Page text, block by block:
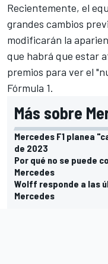
Recientemente, el
grandes cambios
modificarán la
que habrá que estar
premios para ver el
Fórmula 1.
Más sobre
Mercedes F1 planea
de 2023
Por qué no se puede
Mercedes
Wolff responde a las
Mercedes